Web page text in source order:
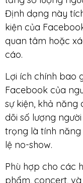
Định dạng này
kiện của
quan tâm hoặc
cáo.
Lợi ích chính bao
Facebook của
sự kiện, khả năng
dõi số lượng
trọng là tính
lệ no-show.
Phù hợp cho các
phẩm, concert,